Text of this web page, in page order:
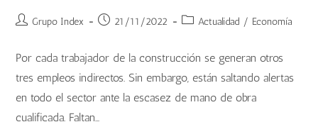
Grupo Index 21/11/2022 Actualidad / Economía
Por cada trabajador de la construcción se generan otros
tres empleos indirectos. Sin embargo, están saltando alertas
en todo el sector ante la escasez de mano de obra
cualificada. Faltan…